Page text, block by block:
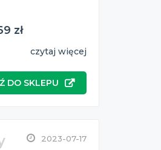
zł
czytaj więcej
DO SKLEPU
2023-07-17